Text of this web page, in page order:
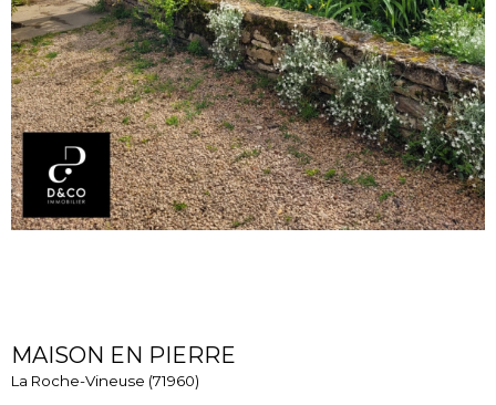
MAISON EN PIERRE
La Roche-Vineuse (71960)